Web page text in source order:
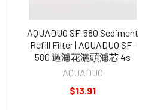
AQUADUO SF-580 Sediment
Refill Filter | AQUADUO SF-
580 過濾花灑頭濾芯 4s
AQUADUO
$13.91